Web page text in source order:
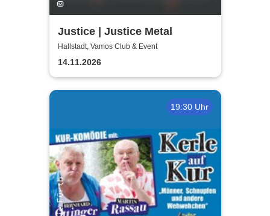
Justice | Justice Metal
Hallstadt, Vamos Club & Event
14.11.2026
19:30 Uhr